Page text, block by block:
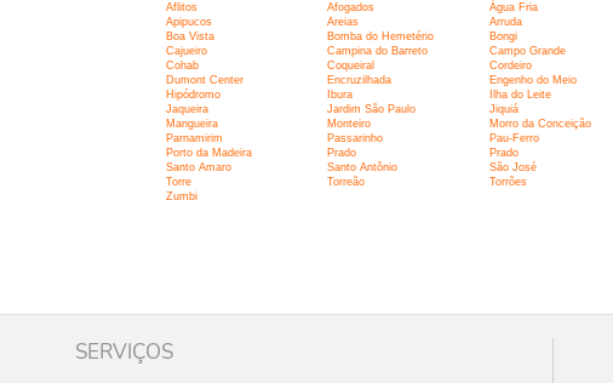
Aflitos Afogados Água Fria
Apipucos
Areias Arruda
Boa Vista
Bomba do Hemetério Bongi
Cajueiro
Campina do Barreto Campo Grande
Cohab
Coqueiral Cordeiro
Dumont Center
Encruzilhada Engenho do Meio
Hipódromo
Ibura Ilha do Leite
Jaqueira
Jardim São Paulo Jiquiá
Mangueira
Monteiro Morro da Conceição
Parnamirim
Passarinho Pau-Ferro
Porto da Madeira
Prado Prado
Santo Amaro
Santo Antônio São José
Torre
Torreão Torrões
Zumbi
SERVIÇOS